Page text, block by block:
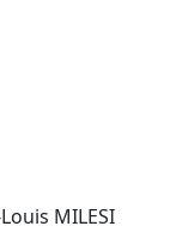
MILESI